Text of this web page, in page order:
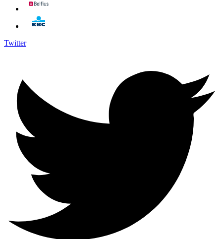
Twitter